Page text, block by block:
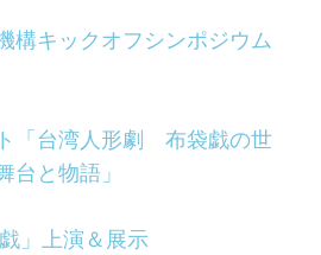
構キックオフシンポジウム
「台湾人形劇 布袋戯の世
台と物語」
」上演＆展示